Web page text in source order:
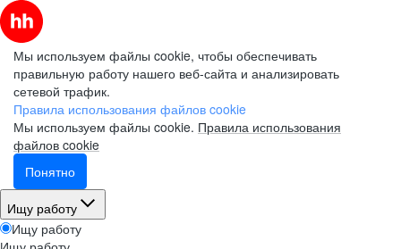
Мы используем файлы cookie, чтобы обеспечивать
правильную работу нашего веб-сайта и анализировать
сетевой трафик.
Правила использования файлов cookie
Мы используем файлы cookie. Правила использования
файлов cookie
Понятно
Ищу работу
Ищу работу